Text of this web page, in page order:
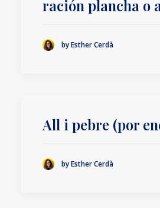
ración plancha o
by Esther Cerdà
All i pebre (por
by Esther Cerdà